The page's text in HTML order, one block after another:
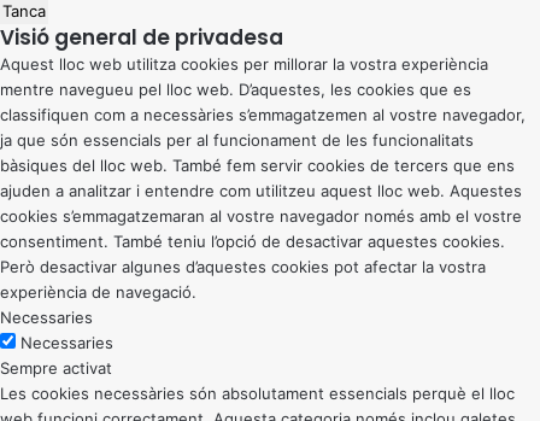
Tanca
Visió general de privadesa
Aquest lloc web utilitza cookies per millorar la vostra experiència
mentre navegueu pel lloc web. D’aquestes, les cookies que es
classifiquen com a necessàries s’emmagatzemen al vostre navegador,
ja que són essencials per al funcionament de les funcionalitats
bàsiques del lloc web. També fem servir cookies de tercers que ens
ajuden a analitzar i entendre com utilitzeu aquest lloc web. Aquestes
cookies s’emmagatzemaran al vostre navegador només amb el vostre
consentiment. També teniu l’opció de desactivar aquestes cookies.
Però desactivar algunes d’aquestes cookies pot afectar la vostra
experiència de navegació.
Necessaries
Necessaries
Sempre activat
Les cookies necessàries són absolutament essencials perquè el lloc